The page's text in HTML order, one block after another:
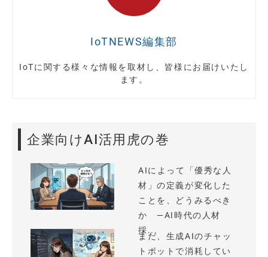
IoTNEWS編集部
IoTに関する様々な情報を取材し、皆様にお届けいたし
ます。
企業向けAI活用虎の巻
AIによって「優秀な人
材」の定義が変化した
ことを、どうみるべき
か —AI時代の人材
採...
まだ、生成AIのチャッ
トボットで消耗してい